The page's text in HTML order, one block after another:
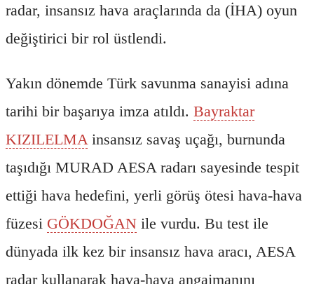
radar, insansız hava araçlarında da (İHA) oyun
değiştirici bir rol üstlendi.
Yakın dönemde Türk savunma sanayisi adına
tarihi bir başarıya imza atıldı. Bayraktar
KIZILELMA insansız savaş uçağı, burnunda
taşıdığı MURAD AESA radarı sayesinde tespit
ettiği hava hedefini, yerli görüş ötesi hava-hava
füzesi GÖKDOĞAN ile vurdu. Bu test ile
dünyada ilk kez bir insansız hava aracı, AESA
radar kullanarak hava-hava angajmanını